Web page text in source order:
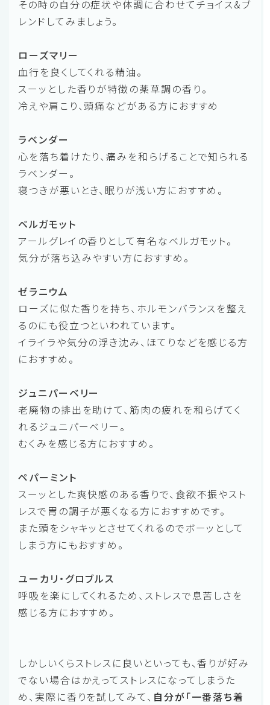
その時の自分の症状や体調に合わせてチョイス&ブ
レンドしてみましょう。
ローズマリー
血行を良くしてくれる精油。
スーッとした香りが特徴の薬草調の香り。
冷えや肩こり、頭痛などがある方におすすめ
ラベンダー
心を落ち着けたり、痛みを和らげることで知られる
ラベンダー。
寝つきが悪いとき、眠りが浅い方におすすめ。
ベルガモット
アールグレイの香りとして有名なベルガモット。
気分が落ち込みやすい方におすすめ。
ゼラニウム
ローズに似た香りを持ち、ホルモンバランスを整え
るのにも役立つといわれています。
イライラや気分の浮き沈み、ほてりなどを感じる方
におすすめ。
ジュニパーベリー
老廃物の排出を助けて、筋肉の疲れを和らげてく
れるジュニパーベリー。
むくみを感じる方におすすめ。
ペパーミント
スーッとした爽快感のある香りで、食欲不振やスト
レスで胃の調子が悪くなる方におすすめです。
また頭をシャキッとさせてくれるのでボーッとして
しまう方にもおすすめ。
ユーカリ・グロブルス
呼吸を楽にしてくれるため、ストレスで息苦しさを
感じる方におすすめ。
しかしいくらストレスに良いといっても、香りが好み
でない場合はかえってストレスになってしまうた
め、実際に香りを試してみて、 自分が「一番落ち着